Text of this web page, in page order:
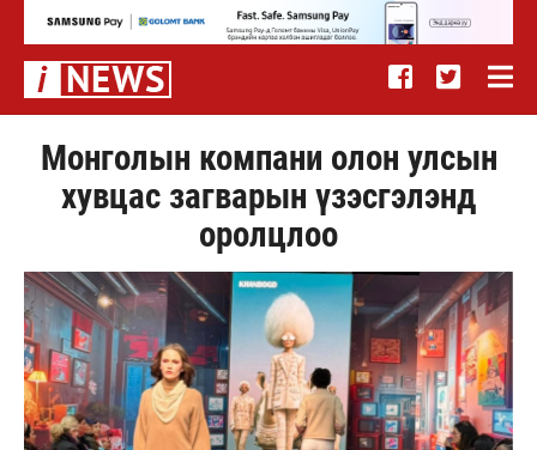
Монголын компани олон улсын
хувцас загварын үзэсгэлэнд
оролцлоо